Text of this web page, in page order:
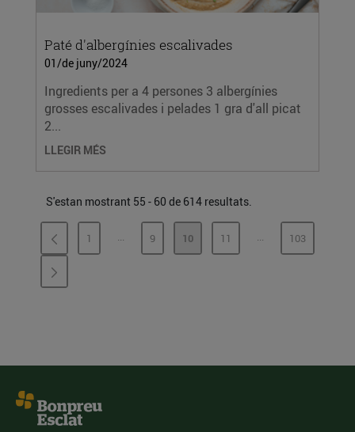
Paté d'albergínies escalivades
01/de juny/2024
Ingredients per a 4 persones 3 albergínies
grosses escalivades i pelades 1 gra d'all picat
2...
LLEGIR MÉS
S'estan mostrant 55 - 60 de 614 resultats.
PÀGINA
1 ...PÀGINES INTERMÈDIES
PÀGINA
9 PÀGINA
10 PÀGINA
11 ...PÀGINESPÀGINA
103